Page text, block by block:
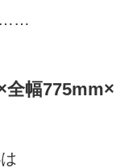
……
幅775mm×